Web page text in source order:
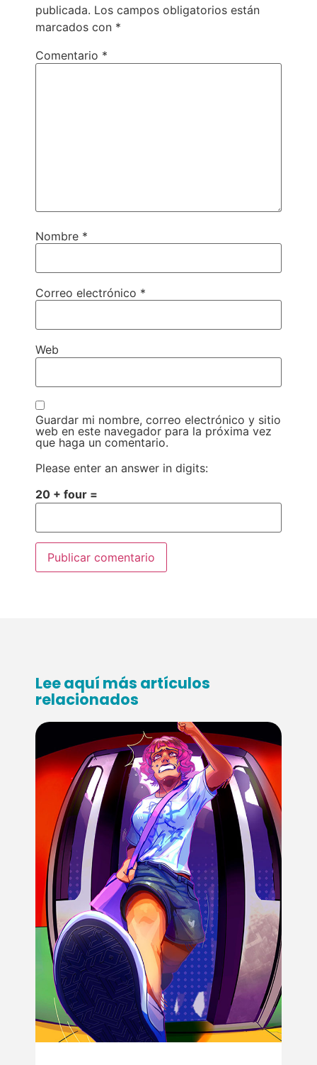
Lee aquí más artículos
relacionados
publicada. Los campos obligatorios están
marcados con *
Comentario *
Nombre *
Correo electrónico *
Web
Guardar mi nombre, correo electrónico y sitio
web en este navegador para la próxima vez
que haga un comentario.
Please enter an answer in digits:
20 + four =